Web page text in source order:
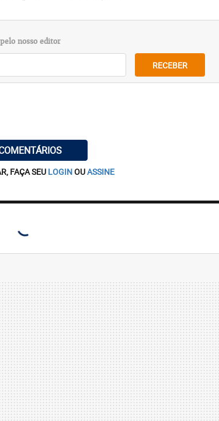
nosso editor
RECEBER
FAÇA SEU LOGINOUASSINE